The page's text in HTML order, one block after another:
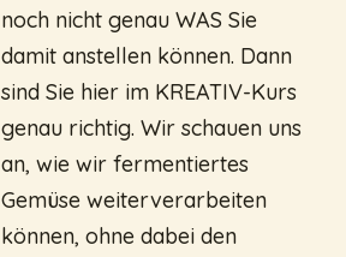
noch nicht genau WAS Sie
damit anstellen können. Dann
sind Sie hier im KREATIV-Kurs
genau richtig. Wir schauen uns
an, wie wir fermentiertes
Gemüse weiterverarbeiten
können, ohne dabei den